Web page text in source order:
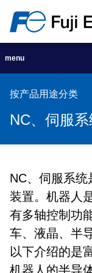
menu
按产品用途分类
NC、伺服
NC、伺服系
装置。机器人
有多轴控制功
车、液晶、半
以下介绍的是
机器人的半导